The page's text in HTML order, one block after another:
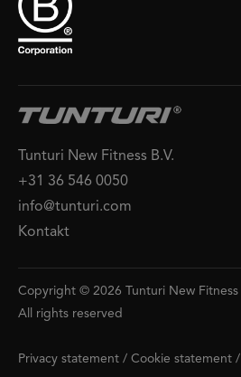
Tunturi New Fitness B.V.
+31 36 546 0050
info@tunturi.com
Kontakt
Copyright © 2026 Tunturi New Fitness
All rights reserved
Privacy statement / Cookie statement /